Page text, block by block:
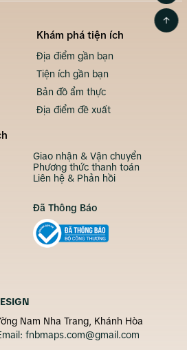
Khám phá tiện ích
Địa điểm gần bạn
Tiện ích gần bạn
Bản đồ ẩm thực
Địa điểm đề xuất
Giao nhận & Vận chuyển
Phương thức thanh toán
Liên hệ & Phản hồi
Nam Nha Trang, Khánh Hòa
fnbmaps.com@gmail.com
Đã Thông Báo